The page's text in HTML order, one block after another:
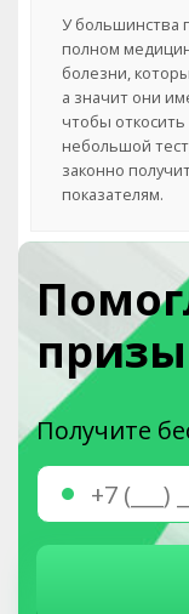
У большинства
полном
болезни,
а значит они
чтобы
небольшой
законно
показателям.
Получите